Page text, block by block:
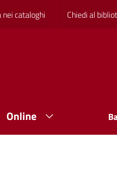
nei cataloghi Chiedi al
Online